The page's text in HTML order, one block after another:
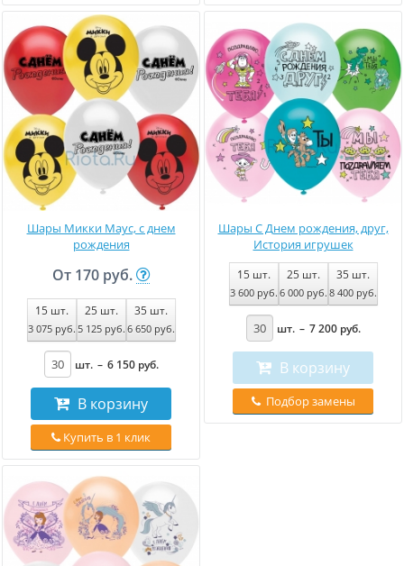
Шары Микки Маус, с днем
рождения
От 170 руб.
15шт.
3 075 руб.
25шт.
5 125 руб.
35шт.
6 650 руб.
шт. – 6 150 руб.
В корзину
Купить в 1 клик
Шары С Днем рождения, друг,
История игрушек
15шт.
3 600 руб.
25шт.
6 000 руб.
35шт.
8 400 руб.
шт. – 7 200 руб.
В корзину
Подбор замены